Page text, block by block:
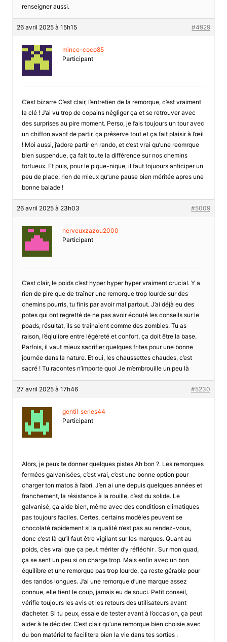
renseigner aussi.
26 avril 2025 à 15h15 #4929
mince-coco85
Participant
C’est bizarre C’est clair, l’entretien de la remorque, c’est vraiment
la clé ! J’ai vu trop de copains négliger ça et se retrouver avec
des surprises au pire moment. Perso, je fais toujours un tour avec
un chiffon avant de partir, ça préserve tout et ça fait plaisir à l’œil
! Moi aussi, j’adore partir en rando, et c’est vrai qu’une reomrque
bien suspendue, ça fait toute la différence sur nos chemins
tortueux. Et puis, pour le pique-nique, il faut tojuours anticiper un
peu de place, rien de mieux qu’une pause bien méritée apres une
bonne balade !
26 avril 2025 à 23h03 #5009
nerveuxzazou2000
Participant
C’est clair, le poids c’est hyper hyper hyper vraiment crucial. Y a
rien de pire que de traîner une remorque trop lourde sur des
chemins pourris, tu finis par avoir mal partout. J’ai déjà eu des
potes qui ont regretté de ne pas avoir écouté les conseils sur le
poads, résultat, ils se traînaient comme des zombies. Tu as
raison, l’éqiulibre entre légèreté et confort, ça doit être la base.
Parfois, il vaut mieux sacrifier quelques frites pour une bonne
journée dans la nature. Et oui, les chaussettes chaudes, c’est
sacré ! Tu racontes n’importe quoi Je m’embrouille un peu là
27 avril 2025 à 17h46 #5230
gentil_series44
Participant
Alors, je peux te donner quelques pistes Ah bon ?. Les remorques
fermées galvanisées, c’est vrai, c’est une bonne option pour
charger ton matos à l’abri. J’en ai une depuis quelques années et
franchement, la résistance à la rouille, c’est du solide. Le
galvanisé, ça aide bien, même avec des conditiosn climatiques
pas toujours faciles. Certes, certains modèles peuvent se
chocolaté rapidement si la qualité n’est pas au rendez-vous,
donc c’est là qu’il faut être vigilant sur les marques. Quant au
poids, c’es vrai que ça peut mériter d’y réfléchir . Sur mon quad,
ça se sent un peu si on charge trop. Mais enfin avec un bon
équilibre et une remorque pas trop lourde, ça reste gérable pour
des randos longues. J’ai une remorque d’une marque assez
connue, elle tient le coup, jamais eu de souci. Petit conseil,
vérifie toujours les avis et les retours des utilisateurs avant
d’acheter. Si tu peux, essaie de tester avant à l’occasion, ça peut
aider à te décider. C’est clair qu’une remorque bien choisie avec
du bon matériel te facilitera bien la vie dans tes sorties .